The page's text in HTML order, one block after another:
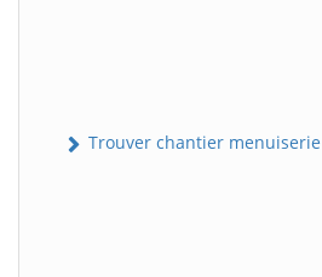
Trouver chantier